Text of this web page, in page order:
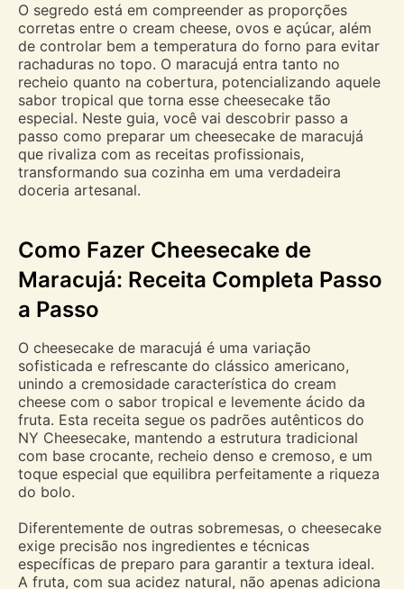
O segredo está em compreender as proporções
corretas entre o cream cheese, ovos e açúcar, além
de controlar bem a temperatura do forno para evitar
rachaduras no topo. O maracujá entra tanto no
recheio quanto na cobertura, potencializando aquele
sabor tropical que torna esse cheesecake tão
especial. Neste guia, você vai descobrir passo a
passo como preparar um cheesecake de maracujá
que rivaliza com as receitas profissionais,
transformando sua cozinha em uma verdadeira
doceria artesanal.
Como Fazer Cheesecake de
Maracujá: Receita Completa Passo
a Passo
O cheesecake de maracujá é uma variação
sofisticada e refrescante do clássico americano,
unindo a cremosidade característica do cream
cheese com o sabor tropical e levemente ácido da
fruta. Esta receita segue os padrões autênticos do
NY Cheesecake, mantendo a estrutura tradicional
com base crocante, recheio denso e cremoso, e um
toque especial que equilibra perfeitamente a riqueza
do bolo.
Diferentemente de outras sobremesas, o cheesecake
exige precisão nos ingredientes e técnicas
específicas de preparo para garantir a textura ideal.
A fruta, com sua acidez natural, não apenas adiciona